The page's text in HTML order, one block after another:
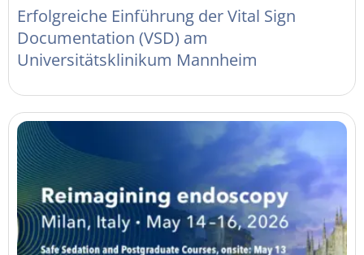
Erfolgreiche Einführung der Vital Sign
Documentation (VSD) am
Universitätsklinikum Mannheim